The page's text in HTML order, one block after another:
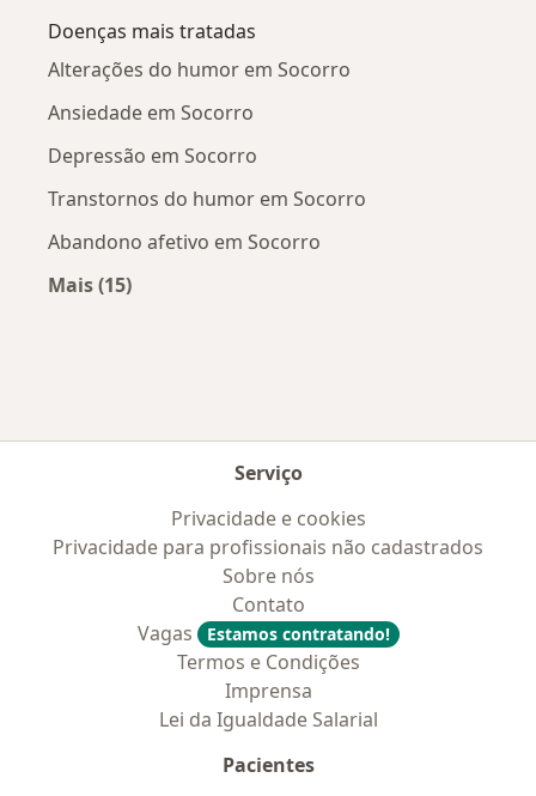
Doenças mais tratadas
Alterações do humor em Socorro
Ansiedade em Socorro
Depressão em Socorro
Transtornos do humor em Socorro
Abandono afetivo em Socorro
Mais (15)
Serviço
Privacidade e cookies
Privacidade para profissionais não cadastrados
Sobre nós
Contato
Vagas
Estamos contratando!
Termos e Condições
Imprensa
Lei da Igualdade Salarial
Pacientes